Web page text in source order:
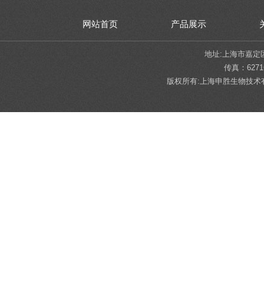
网站首页 产品展示
地址:上海市嘉定
传真：
版权所有:上海申胜生物技